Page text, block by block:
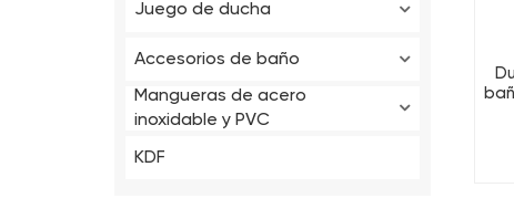
Juego de ducha
Accesorios de baño
Mangueras de acero
inoxidable y PVC
KDF